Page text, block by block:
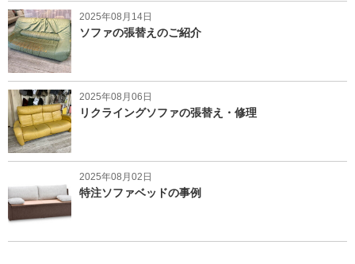
2025年08月14日
ソファの張替えのご紹介
2025年08月06日
リクライングソファの張替え・修理
2025年08月02日
特注ソファベッドの事例